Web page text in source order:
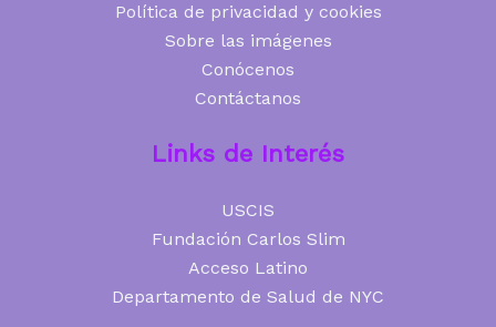
Política de privacidad y cookies
Sobre las imágenes
Conócenos
Contáctanos
Links de Interés
USCIS
Fundación Carlos Slim
Acceso Latino
Departamento de Salud de NYC